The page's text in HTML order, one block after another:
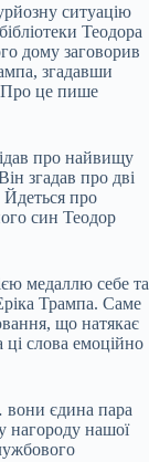
ситуацію
Теодора
дому заговорив
згадавши
Про це пише
про найвищу
згадав про дві
Йдеться про
син Теодор
медаллю себе та
Трампа. Саме
що натякає
ці слова емоційно
єдина пара
нагороду нашої